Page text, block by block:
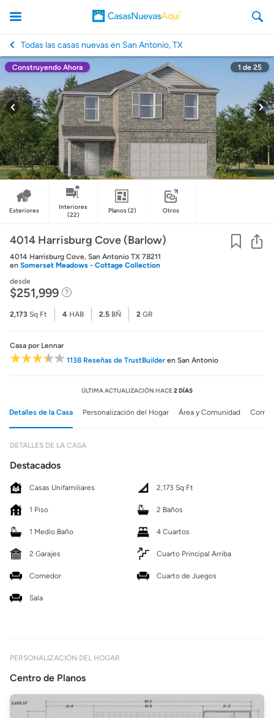
CasasNuevasAqui
Todas las casas nuevas en San Antonio, TX
Construyendo Ahora 1 de 25
Exteriores
Interiores
(22)
Planos(2) Otros
4014 Harrisburg Cove (Barlow)
4014 Harrisburg Cove, San Antonio TX 78211
en Somerset Meadows - Cottage Collection
desde
$251,999
2,173 Sq Ft 4 HAB 2.5 BÑ 2 GR
Casa por Lennar
1138 Reseñas de TrustBuilderen San Antonio
ÚLTIMA ACTUALIZACIÓN HACE2 DÍAS
Detalles de la Casa Personalización del Hogar Área y Comunidad
DETALLES DE LA CASA
Destacados
Casas Unifamiliares 2,173 Sq Ft
1 Piso 2 Baños
1 Medio Baño 4 Cuartos
2 Garajes Cuarto Principal Arriba
Comedor Cuarto de Juegos
Sala
PERSONALIZACIÓN DEL HOGAR
Centro de Planos